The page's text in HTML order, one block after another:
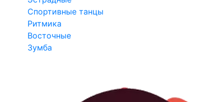
Спортивные танцы
Ритмика
Восточные
Зумба